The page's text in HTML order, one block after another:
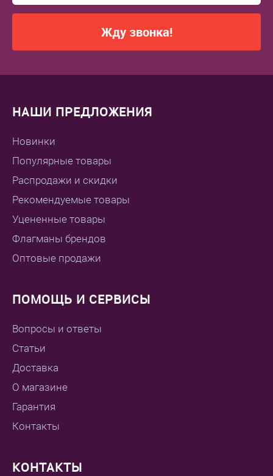
Жду звонка!
НАШИ ПРЕДЛОЖЕНИЯ
Новинки
Популярные товары
Распродажи и скидки
Рекомендуемые товары
Уцененные товары
Флагманы брендов
Оптовые продажи
ПОМОЩЬ И СЕРВИСЫ
Вопросы и ответы
Статьи
Доставка
О магазине
Гарантия
Контакты
КОНТАКТЫ